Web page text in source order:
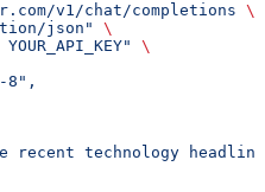
v1/chat/completions \
json"
\
\
8",
recent technology